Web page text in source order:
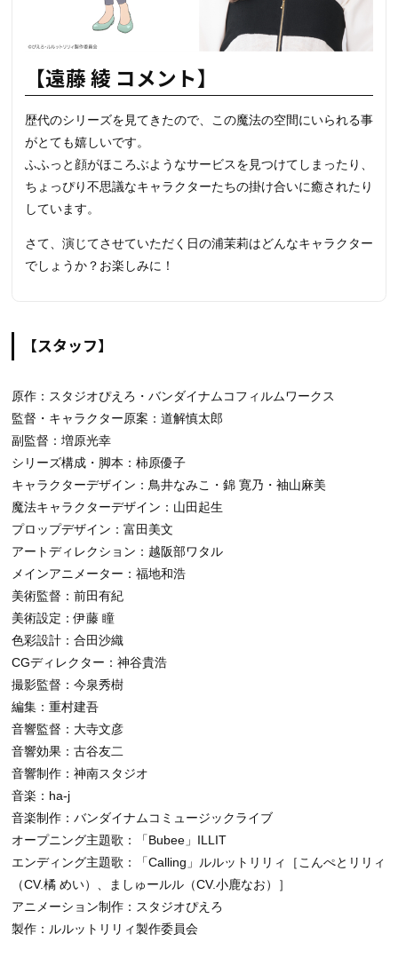
【遠藤 綾 コメント】
歴代のシリーズを見てきたので、この魔法の空間にいられる事
がとても嬉しいです。
ふふっと顔がほころぶようなサービスを見つけてしまったり、
ちょっぴり不思議なキャラクターたちの掛け合いに癒されたり
しています。
さて、演じてさせていただく日の浦茉莉はどんなキャラクター
でしょうか？お楽しみに！
【スタッフ】
原作：スタジオぴえろ・バンダイナムコフィルムワークス
監督・キャラクター原案：道解慎太郎
副監督：増原光幸
シリーズ構成・脚本：柿原優子
キャラクターデザイン：鳥井なみこ・錦 寛乃・袖山麻美
魔法キャラクターデザイン：山田起生
プロップデザイン：富田美文
アートディレクション：越阪部ワタル
メインアニメーター：福地和浩
美術監督：前田有紀
美術設定：伊藤 瞳
色彩設計：合田沙織
CGディレクター：神谷貴浩
撮影監督：今泉秀樹
編集：重村建吾
音響監督：大寺文彦
音響効果：古谷友二
音響制作：神南スタジオ
音楽：ha-j
音楽制作：バンダイナムコミュージックライブ
オープニング主題歌：「Bubee」ILLIT
エンディング主題歌：「Calling」ルルットリリィ［こんぺとリリィ
（CV.橘 めい）、ましゅールル（CV.小鹿なお）］
アニメーション制作：スタジオぴえろ
製作：ルルットリリィ製作委員会